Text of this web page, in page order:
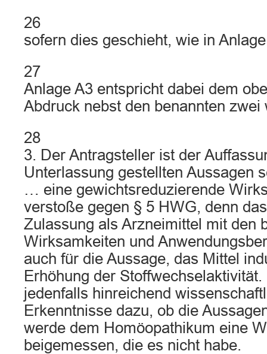
26
sofern dies geschieht, wie in
27
Anlage A3 entspricht dabei dem
Abdruck nebst den benannten zwei
28
3. Der Antragsteller ist der
Unterlassung gestellten Aussagen
… eine gewichtsreduzierende
verstoße gegen § 5 HWG, denn
Zulassung als Arzneimittel mit den
Wirksamkeiten und
auch für die Aussage, das Mittel
Erhöhung der
jedenfalls hinreichend
Erkenntnisse dazu, ob die
werde dem Homöopathikum eine
beigemessen, die es nicht habe.